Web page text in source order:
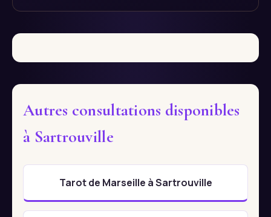
Autres consultations disponibles
à Sartrouville
Tarot de Marseille à Sartrouville